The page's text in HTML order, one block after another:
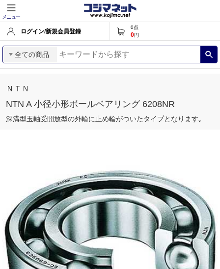
メニュー
ログイン/新規会員登録
0点
0円
全ての商品
ＮＴＮ
NTN A 小径小形ボールベアリング 6208NR
深溝型玉軸受開放型の外輪に止め輪がついたタイプとなります｡